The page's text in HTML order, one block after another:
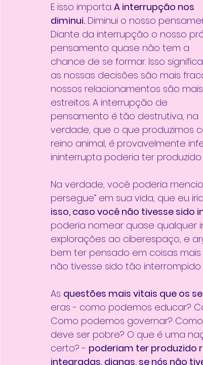
E isso importa. A interrupção nos
diminui. Diminui o nosso
Diante da interrupção o nosso
pensamento quase não tem a
chance de se formar. Isso
as nossas decisões são mais
nossos relacionamentos são mais
estreitos. A interrupção de
pensamento é tão destrutiva, na
verdade, que o que produzimos
reino animal, é provavelmente
ininterrupta poderia ter
Na verdade, você poderia
persegue” em sua vida, que eu
isso, caso você não tivesse
poderia nomear quase
explorações ao ciberespaço, e
bem ter pensado em coisas
não tivesse sido tão
As questões mais vitais que os
eras - como podemos educar?
Como podemos governar?
deve ser pobre? O que é uma
certo? - poderiam ter produzido
integradas, dignas, se nós não